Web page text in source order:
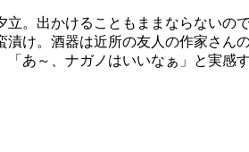
立。出かけることもままならないの
漬け。酒器は近所の友人の作家さん
「あ～、ナガノはいいなぁ」と実感